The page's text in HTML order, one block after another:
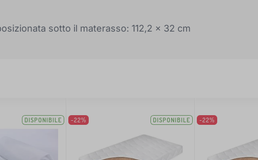
sotto il materasso: 112,2 x 32 cm
DISPONIBILE -22% DISPONIBILE -22%